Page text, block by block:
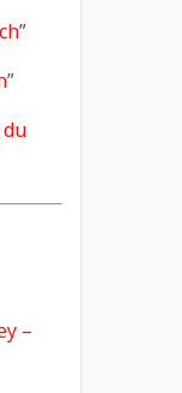
”
”
–